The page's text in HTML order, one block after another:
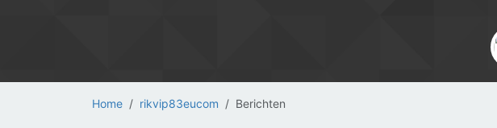
Home rikvip83eucom Berichten